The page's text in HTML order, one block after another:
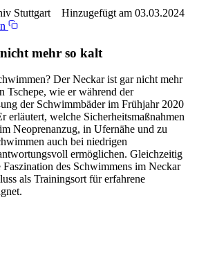
Stuttgart Hinzugefügt am 03.03.2024
mehr so kalt
Der Neckar ist gar nicht mehr
Tschepe, wie er während der
der Schwimmbäder im Frühjahr 2020
erläutert, welche Sicherheitsmaßnahmen
Neoprenanzug, in Ufernähe und zu
auch bei niedrigen
ermöglichen. Gleichzeitig
des Schwimmens im Neckar
als Trainingsort für erfahrene